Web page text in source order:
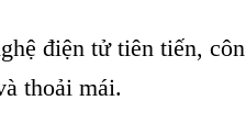
điện tử tiên tiến,
thoải mái.